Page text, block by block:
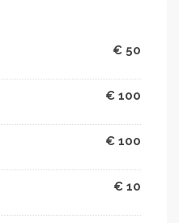
€ 50
€ 100
€ 100
€ 10